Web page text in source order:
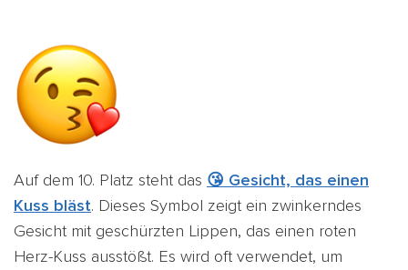
Auf dem 10. Platz steht das 😘 Gesicht, das einen
Kuss bläst. Dieses Symbol zeigt ein zwinkerndes
Gesicht mit geschürzten Lippen, das einen roten
Herz-Kuss ausstößt. Es wird oft verwendet, um